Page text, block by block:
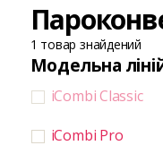
1 товар знайдений
Модельна
iCombi Classic
iCombi Pro